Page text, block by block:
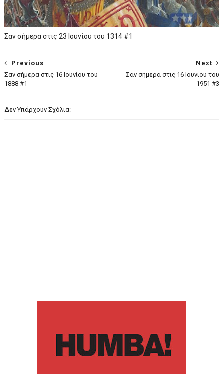
Σαν σήμερα στις 23 Ιουνίου του 1314 #1
Next
Σαν σήμερα στις 16 Ιουνίου του
1951 #3
Previous
Σαν σήμερα στις 16 Ιουνίου του
1888 #1
Δεν Υπάρχουν Σχόλια: